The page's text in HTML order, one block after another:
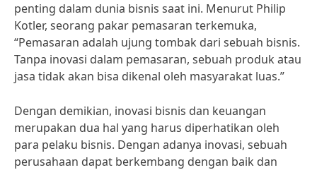
penting dalam dunia bisnis saat ini. Menurut Philip
Kotler, seorang pakar pemasaran terkemuka,
“Pemasaran adalah ujung tombak dari sebuah bisnis.
Tanpa inovasi dalam pemasaran, sebuah produk atau
jasa tidak akan bisa dikenal oleh masyarakat luas.”
Dengan demikian, inovasi bisnis dan keuangan
merupakan dua hal yang harus diperhatikan oleh
para pelaku bisnis. Dengan adanya inovasi, sebuah
perusahaan dapat berkembang dengan baik dan